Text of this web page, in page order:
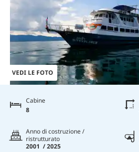
VEDI LE FOTO
Cabine
8
Anno di costruzione /
ristrutturato
2001 / 2025